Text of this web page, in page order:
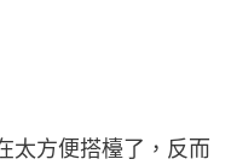
太方便搭檯了，反而